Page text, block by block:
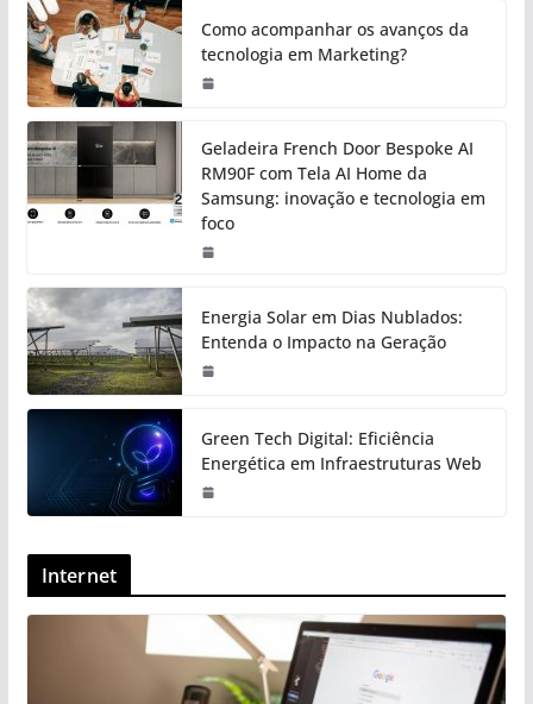
Como acompanhar os avanços da
tecnologia em Marketing?
Geladeira French Door Bespoke AI
RM90F com Tela AI Home da
Samsung: inovação e tecnologia em
foco
Energia Solar em Dias Nublados:
Entenda o Impacto na Geração
Green Tech Digital: Eficiência
Energética em Infraestruturas Web
Internet